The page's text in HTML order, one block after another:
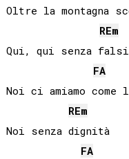
Oltre la montagna
REm
Qui, qui senza
FA
Noi ci amiamo come
REm
Noi senza dignità
FA